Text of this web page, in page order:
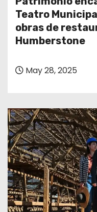
Teatro
obras de
Humberstone
May 28, 2025